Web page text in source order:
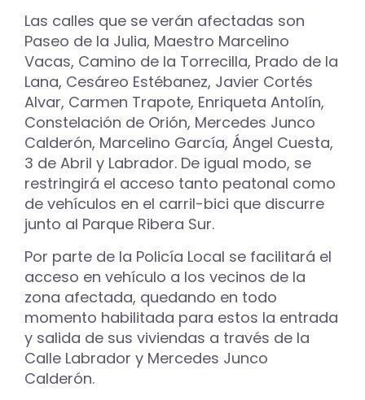
Las calles que se verán afectadas son
Paseo de la Julia, Maestro Marcelino
Vacas, Camino de la Torrecilla, Prado de la
Lana, Cesáreo Estébanez, Javier Cortés
Alvar, Carmen Trapote, Enriqueta Antolín,
Constelación de Orión, Mercedes Junco
Calderón, Marcelino García, Ángel Cuesta,
3 de Abril y Labrador. De igual modo, se
restringirá el acceso tanto peatonal como
de vehículos en el carril-bici que discurre
junto al Parque Ribera Sur.
Por parte de la Policía Local se facilitará el
acceso en vehículo a los vecinos de la
zona afectada, quedando en todo
momento habilitada para estos la entrada
y salida de sus viviendas a través de la
Calle Labrador y Mercedes Junco
Calderón.